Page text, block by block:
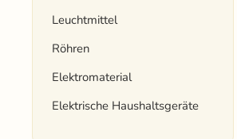
Leuchtmittel
Röhren
Elektromaterial
Elektrische Haushaltsgeräte